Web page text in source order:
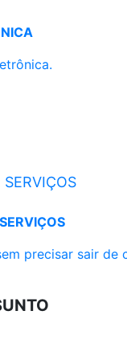
precisar sair de